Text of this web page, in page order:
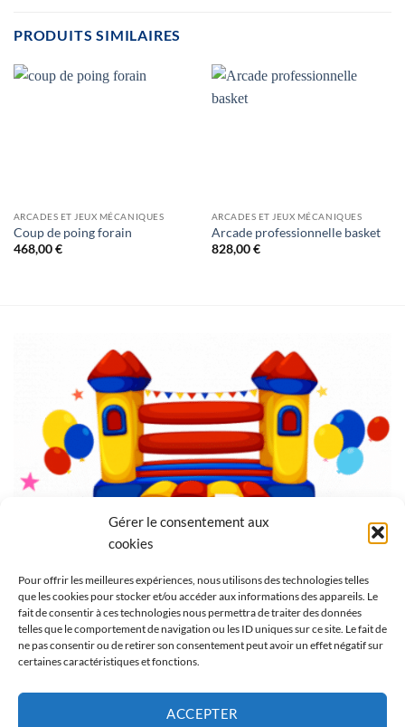
Gérer le consentement aux
cookies
Pour offrir les meilleures expériences, nous utilisons des technologies telles
que les cookies pour stocker et/ou accéder aux informations des appareils. Le
fait de consentir à ces technologies nous permettra de traiter des données
telles que le comportement de navigation ou les ID uniques sur ce site. Le fait de
ne pas consentir ou de retirer son consentement peut avoir un effet négatif sur
certaines caractéristiques et fonctions.
ACCEPTER
PRODUITS SIMILAIRES
ARCADES ET JEUX MÉCANIQUES
Coup de poing forain
468,00€
ARCADES ET JEUX MÉCANIQUES
Arcade professionnelle basket
828,00€
INFORMATIONS
Mentions légales